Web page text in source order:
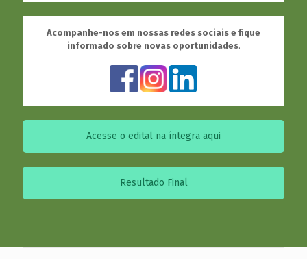
Acompanhe-nos em nossas redes sociais e fique
informado sobre novas oportunidades.
Acesse o edital na íntegra aqui
Resultado Final